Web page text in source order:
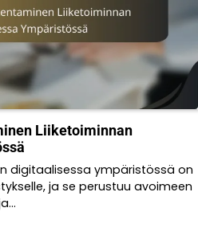
Liiketoiminnan
digitaalisessa ympäristössä on
ja se perustuu avoimeen